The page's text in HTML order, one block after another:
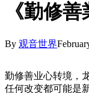
《勤修善
By 观音世界
勤修善业心转境，
任何改变都可能是